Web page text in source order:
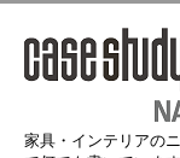
家具・インテリアの